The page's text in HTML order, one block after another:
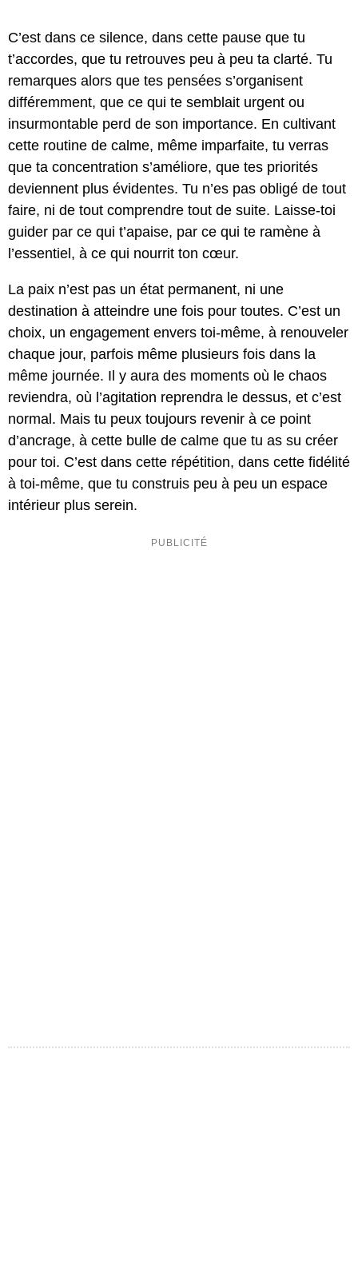
C’est dans ce silence, dans cette pause que tu
t’accordes, que tu retrouves peu à peu ta clarté. Tu
remarques alors que tes pensées s’organisent
différemment, que ce qui te semblait urgent ou
insurmontable perd de son importance. En cultivant
cette routine de calme, même imparfaite, tu verras
que ta concentration s’améliore, que tes priorités
deviennent plus évidentes. Tu n’es pas obligé de tout
faire, ni de tout comprendre tout de suite. Laisse-toi
guider par ce qui t’apaise, par ce qui te ramène à
l’essentiel, à ce qui nourrit ton cœur.
La paix n’est pas un état permanent, ni une
destination à atteindre une fois pour toutes. C’est un
choix, un engagement envers toi-même, à renouveler
chaque jour, parfois même plusieurs fois dans la
même journée. Il y aura des moments où le chaos
reviendra, où l’agitation reprendra le dessus, et c’est
normal. Mais tu peux toujours revenir à ce point
d’ancrage, à cette bulle de calme que tu as su créer
pour toi. C’est dans cette répétition, dans cette fidélité
à toi-même, que tu construis peu à peu un espace
intérieur plus serein.